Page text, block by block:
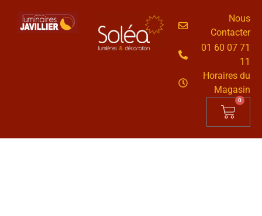
Nous
Contacter
01 60 07 71
11
Horaires du
Magasin
0